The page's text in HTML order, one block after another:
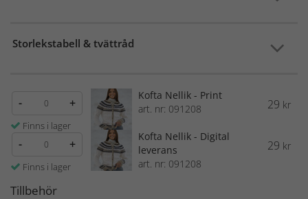
Storlekstabell & tvättråd
- +
Finns i lager
Kofta Nellik - Print
art. nr: 091208
29 kr
- +
Finns i lager
Kofta Nellik - Digital
leverans
art. nr: 091208
29 kr
Tillbehör